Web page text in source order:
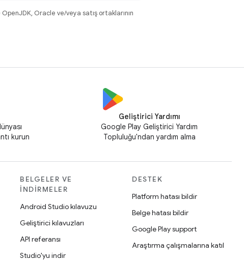
Oracle ve/veya satış ortaklarının
kurun
Geliştirici Yardımı
Google Play Geliştirici Yardım
Topluluğu'ndan yardım alma
BELGELER VE
İNDIRMELER
Android Studio kılavuzu
Geliştirici kılavuzları
API referansı
Studio'yu indir
DESTEK
Platform hatası bildir
Belge hatası bildir
Google Play support
Araştırma çalışmalarına katıl